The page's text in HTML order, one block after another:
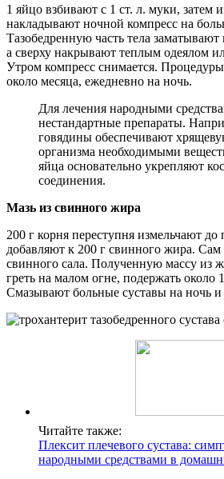
1 яйцо взбивают с 1 ст. л. муки, затем
накладывают ночной компресс на
Тазобедренную часть тела
а сверху накрывают теплым одеялом
Утром компресс снимается.
около месяца, ежедневно на ночь.
Для лечения народными
нестандартные препараты.
говядины обеспечивают
организма необходимыми
яйца основательно укрепляют
соединения.
Мазь из свинного жира
200 г корня переступня измельчают
добавляют к 200 г свинного жира.
свинного сала. Полученную массу из
греть на малом огне, подержать около
Смазывают больные суставы на ночь и
Читайте также:
Плексит плечевого сустава:
народными средствами в